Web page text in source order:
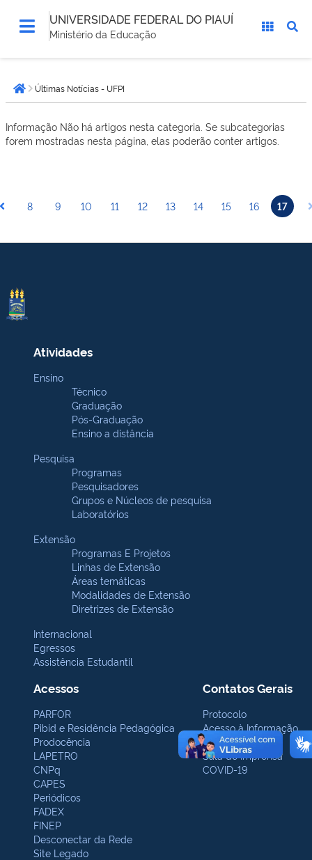
UNIVERSIDADE FEDERAL DO PIAUÍ
Ministério da Educação
está
aqui:Página inicial
Últimas Notícias - UFPI
Informação Não há artigos nesta categoria. Se subcategorias
forem mostradas nesta página, elas poderão conter artigos.
8 9 10 11 12 13 14 15 16 17
Atividades
Ensino
Técnico
Graduação
Pós-Graduação
Ensino a distância
Pesquisa
Programas
Pesquisadores
Grupos e Núcleos de pesquisa
Laboratórios
Extensão
Programas E Projetos
Linhas de Extensão
Áreas temáticas
Modalidades de Extensão
Diretrizes de Extensão
Internacional
Egressos
Assistência Estudantil
Acessos
PARFOR
Pibid e Residência Pedagógica
Prodocência
LAPETRO
CNPq
CAPES
Periódicos
FADEX
FINEP
Desconectar da Rede
Site Legado
Contatos Gerais
Protocolo
Acesso à Informação
Ouvidoria
Sala de Imprensa
COVID-19